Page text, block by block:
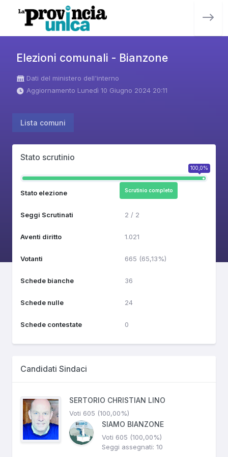
Elezioni comunali - Bianzone
Dati del ministero dell'interno
Aggiornamento Lunedì 10 Giugno 2024 20:11
Lista comuni
Stato scrutinio
100,0%
Stato elezione Scrutinio completo
Seggi Scrutinati 2 / 2
Aventi diritto 1.021
Votanti 665 (65,13%)
Schede bianche 36
Schede nulle 24
Schede contestate 0
Candidati Sindaci
SERTORIO CHRISTIAN LINO
Voti 605 (100,00%)
SIAMO BIANZONE
Voti 605 (100,00%)
Seggi assegnati: 10